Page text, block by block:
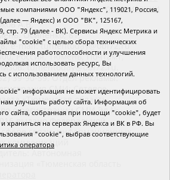
организации
А.В.
Осипенко, 81,
e-mail: tumentoday@obl72.ru
Россия, Тюмень, Почтамт,
tumentoday@obl72.ru.
39-90-59. Отдел рекламы:
СМИ: Сетевое
«Тюменская область
о регистрации СМИ Эл №
выдано Федеральной
сфере связи, информационных
коммуникаций
«Тюменская область
компаниями ООО "Яндекс", 119021, Россия,
(далее — Яндекс) и ООО "ВК", 125167,
стр. 79 (далее - ВК). Сервисы Яндекс Метрика и
"cookie" с целью сбора технических
работоспособности и улучшения
использовать ресурс, Вы
с использованием данных технологий.
информация не может идентифицировать
улучшить работу сайта. Информация об
сайта, собранная при помощи "cookie", будет
храниться на серверах Яндекса и ВК в РФ. Вы
"cookie", выбрав соответствующие
оператора